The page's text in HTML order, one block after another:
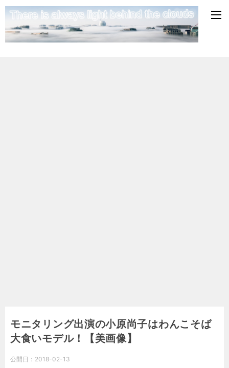
モニタリング出演の小原尚子はわんこそば
大食いモデル！【美画像】
公開日： 2018-02-13